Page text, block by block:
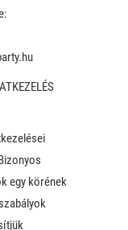
egy körének